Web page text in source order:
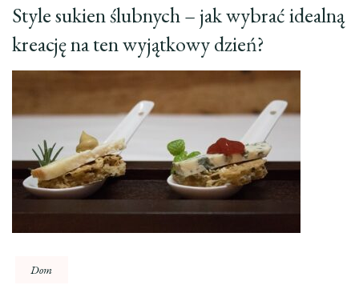
Style sukien ślubnych – jak wybrać idealną
kreację na ten wyjątkowy dzień?
Dom